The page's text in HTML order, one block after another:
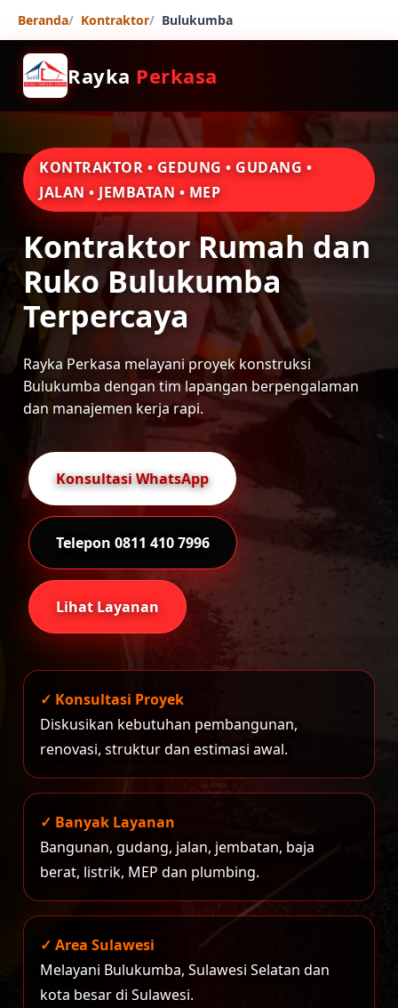
Beranda Kontraktor Bulukumba
Rayka Perkasa
KONTRAKTOR • GEDUNG • GUDANG •
JALAN • JEMBATAN • MEP
Kontraktor Rumah dan
Ruko Bulukumba
Terpercaya
Rayka Perkasa melayani proyek konstruksi
Bulukumba dengan tim lapangan berpengalaman
dan manajemen kerja rapi.
Konsultasi WhatsApp
Telepon 0811 410 7996
Lihat Layanan
✓ Konsultasi Proyek
Diskusikan kebutuhan pembangunan,
renovasi, struktur dan estimasi awal.
✓ Banyak Layanan
Bangunan, gudang, jalan, jembatan, baja
berat, listrik, MEP dan plumbing.
✓ Area Sulawesi
Melayani Bulukumba, Sulawesi Selatan dan
kota besar di Sulawesi.